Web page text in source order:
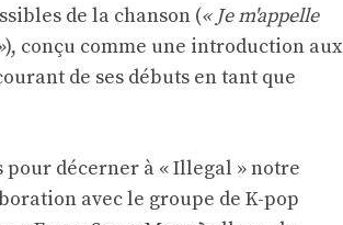
de la chanson (« Je m'appelle
), conçu comme une introduction aux
de ses débuts en tant que
décerner à « Illegal » notre
avec le groupe de K-pop